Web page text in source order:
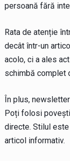
persoană fără
Rata de atenție
decât într-un
acolo, ci a ales
schimbă complet
În plus,
Poți folosi
directe. Stilul
articol informativ.